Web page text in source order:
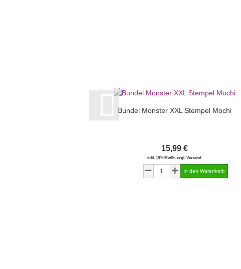
Bundel Monster XXL Stempel Mochi
15,99 €
inkl. 19% MwSt. zzgl. Versand